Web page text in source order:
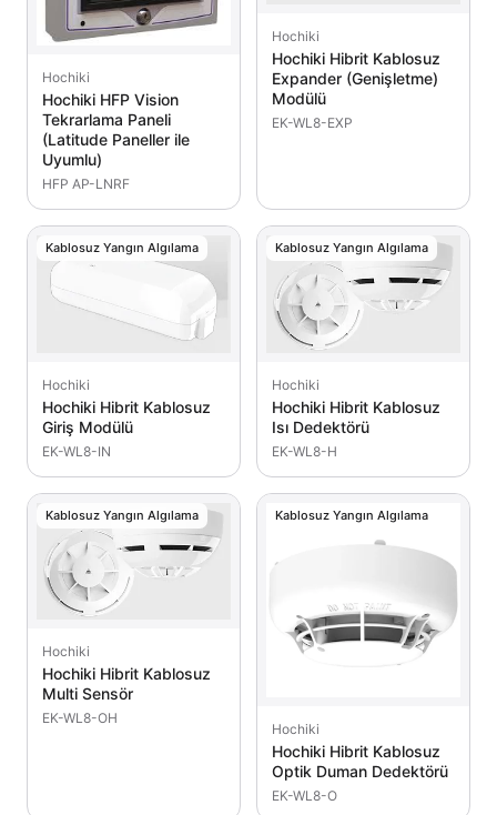
Hochiki
Hochiki HFP Vision
Tekrarlama Paneli
(Latitude Paneller ile
Uyumlu)
HFP AP-LNRF
Hochiki
Hochiki Hibrit Kablosuz
Expander (Genişletme)
Modülü
EK-WL8-EXP
Kablosuz Yangın Algılama
Hochiki
Hochiki Hibrit Kablosuz
Giriş Modülü
EK-WL8-IN
Kablosuz Yangın Algılama
Hochiki
Hochiki Hibrit Kablosuz
Isı Dedektörü
EK-WL8-H
Kablosuz Yangın Algılama
Hochiki
Hochiki Hibrit Kablosuz
Multi Sensör
EK-WL8-OH
Kablosuz Yangın Algılama
Hochiki
Hochiki Hibrit Kablosuz
Optik Duman Dedektörü
EK-WL8-O